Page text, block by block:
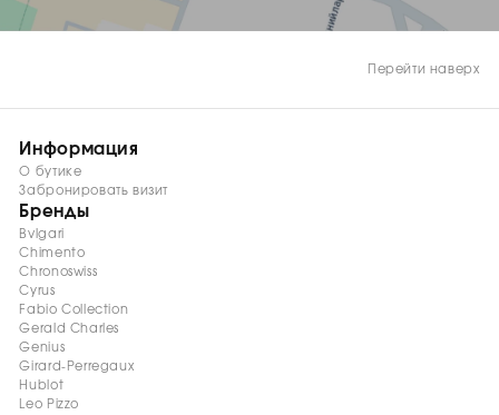
Перейти наверх
Информация
О бутике
Забронировать визит
Бренды
Bvlgari
Chimento
Chronoswiss
Cyrus
Fabio Collection
Gerald Charles
Genius
Girard-Perregaux
Hublot
Leo Pizzo